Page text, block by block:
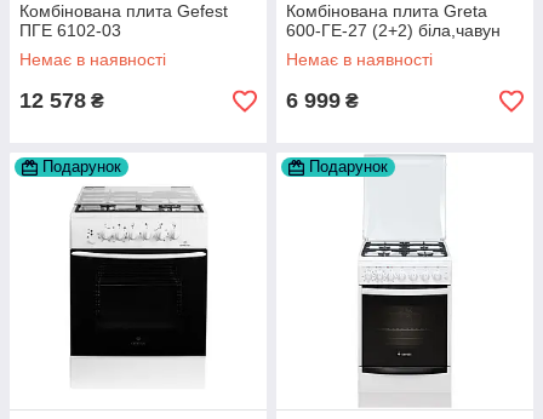
Комбінована плита Gefest
ПГЕ 6102-03
Немає в наявності
12 578 ₴
Комбінована плита Greta
600-ГЕ-27 (2+2) біла,чавун
Немає в наявності
6 999 ₴
Подарунок Подарунок